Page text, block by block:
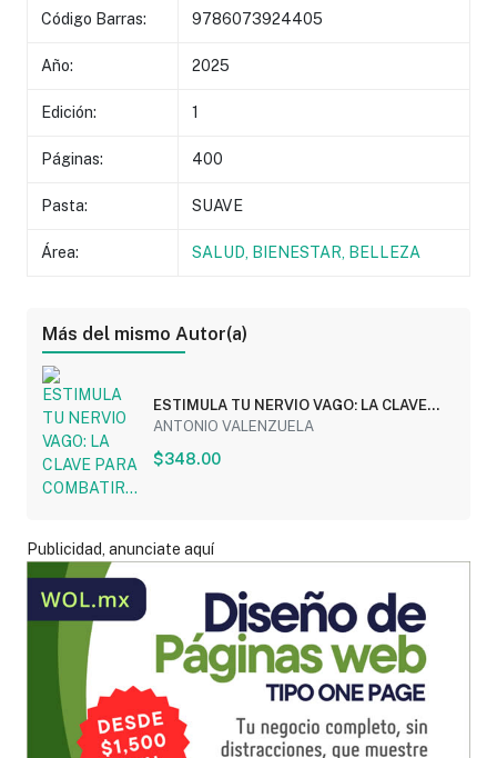
Código Barras: 9786073924405
Año: 2025
Edición: 1
Páginas: 400
Pasta: SUAVE
Área: SALUD, BIENESTAR, BELLEZA
Más del mismo Autor(a)
ESTIMULA TU NERVIO VAGO: LA CLAVE
PARA COMBATIR...
ANTONIO VALENZUELA
$348.00
Publicidad, anunciate aquí